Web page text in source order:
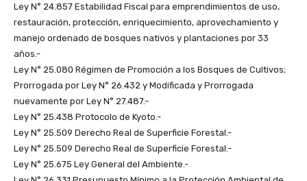
Ley N° 24.857 Estabilidad Fiscal para emprendimientos de uso,
restauración, protección, enriquecimiento, aprovechamiento y
manejo ordenado de bosques nativos y plantaciones por 33
años.-
Ley N° 25.080 Régimen de Promoción a los Bosques de Cultivos;
Prorrogada por Ley N° 26.432 y Modificada y Prorrogada
nuevamente por Ley N° 27.487.-
Ley N° 25.438 Protocolo de Kyoto.-
Ley N° 25.509 Derecho Real de Superficie Forestal.-
Ley N° 25.509 Derecho Real de Superficie Forestal.-
Ley N° 25.675 Ley General del Ambiente.-